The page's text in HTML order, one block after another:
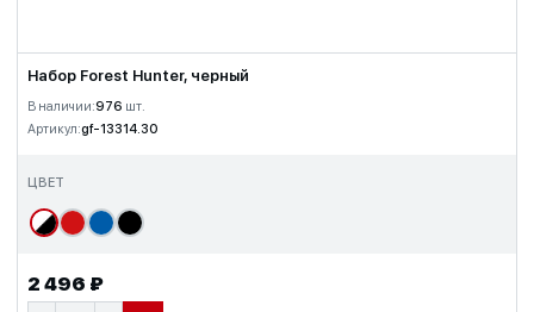
Набор Forest Hunter, черный
В наличии:976 шт.
Артикул:gf-13314.30
ЦВЕТ
2 496 ₽